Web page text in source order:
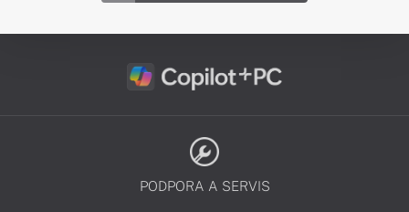
PODPORA A SERVIS